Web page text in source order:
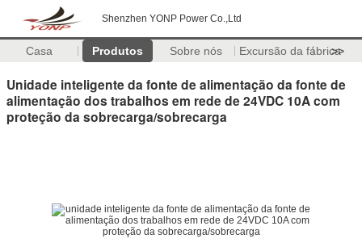
Shenzhen YONP Power Co.,Ltd
Casa Produtos Sobre nós Excursão da fábrica
>>
Unidade inteligente da fonte de alimentação da fonte de
alimentação dos trabalhos em rede de 24VDC 10A com
proteção da sobrecarga/sobrecarga